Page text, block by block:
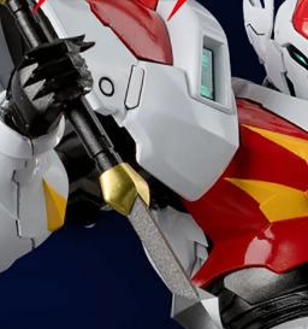
2.基於同意付款使用「大哥付你分期」之契
資料（包含姓名、電話或地址）提供予台灣
由本公司與您本人進行分期帳單所需資料
3.完整用戶服務條款，請詳閱以下連結：
東海門市自取，需自備購物袋取貨唷。
免運費